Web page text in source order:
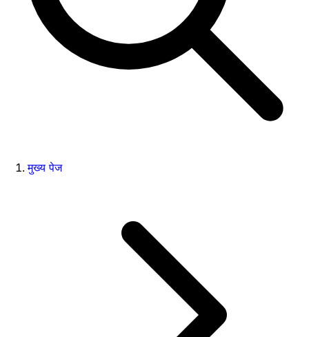
मुख्य पेज